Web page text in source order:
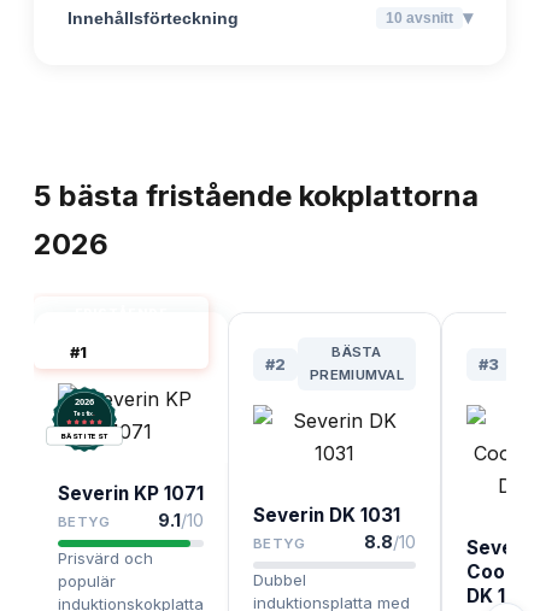
Innehållsförteckning 10 avsnitt ▾
5 bästa fristående kokplattorna
2026
#1
2026
Testix.
BÄST I TEST
Severin KP 1071
BETYG 9.1/10
Prisvärd och
populär
induktionskokplatta
#2
BÄSTA
PREMIUMVAL
Severin DK 1031
BETYG 8.8/10
Dubbel
induktionsplatta med
#3
Severin
DK